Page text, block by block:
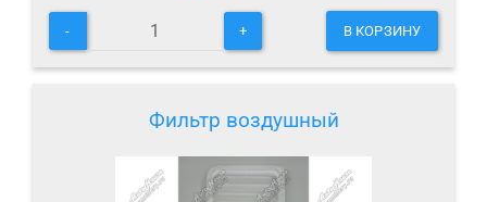
- + В КОРЗИНУ
Фильтр воздушный